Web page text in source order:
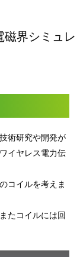
磁界シミュレ
術研究や開発が
イヤレス電力伝
コイルを考えま
たコイルには回